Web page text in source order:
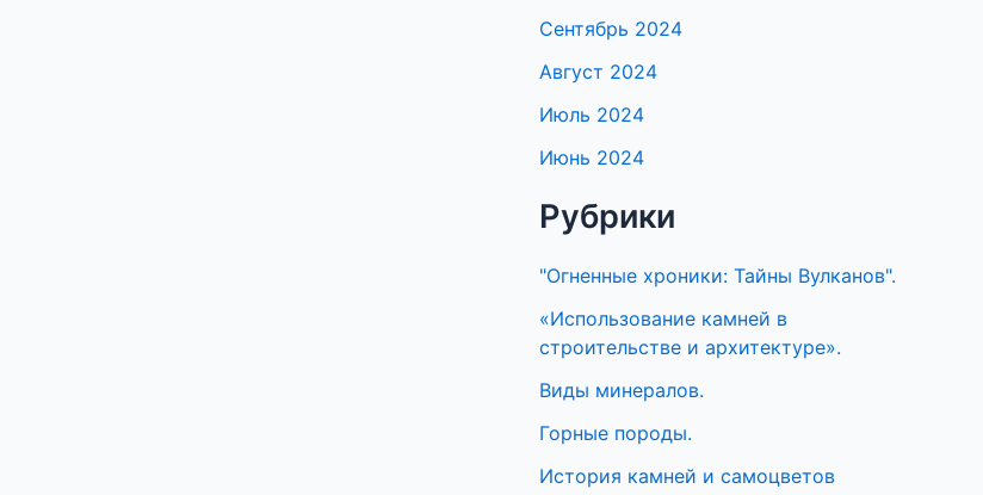
Сентябрь 2024
Август 2024
Июль 2024
Июнь 2024
Рубрики
"Огненные хроники: Тайны Вулканов".
«Использование камней в
строительстве и архитектуре».
Виды минералов.
Горные породы.
История камней и самоцветов